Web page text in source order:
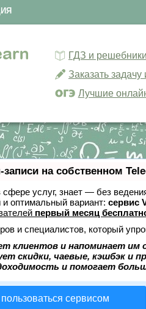
ГДЗ и решебники
Заказать
Лучшие
на собственном
сфере услуг, знает — без
оптимальный вариант: сервис
первый месяц
и специалистов, который
клиентов и напоминает им
скидки, чаевые, кэшбэк и
и помогает
сервисом